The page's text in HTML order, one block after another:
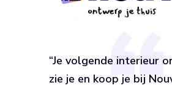
“Je volgende interieur
zie je en koop je bij